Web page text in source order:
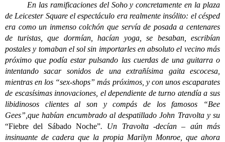
En las ramificaciones del Soho y concretamente en la plaza
de Leicester Square el espectáculo era realmente insólito: el césped
era como un inmenso colchón que servía de posada a centenares
de turistas, que dormían, hacían yoga, se besaban, escribían
postales y tomaban el sol sin importarles en absoluto el vecino más
próximo que podía estar pulsando las cuerdas de una guitarra o
intentando sacar sonidos de una extrañísima gaita escocesa,
mientras en los “sex-shops” más próximos, y con unos escaparates
de escasísimas innovaciones, el dependiente de turno atendía a sus
libidinosos clientes al son y compás de los famosos “Bee
Gees”,que habían encumbrado al despatillado John Travolta y su
“Fiebre del Sábado Noche”. Un Travolta -decían – aún más
insinuante de cadera que la propia Marilyn Monroe, que ahora